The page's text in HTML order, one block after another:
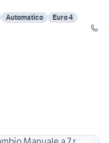
Automatico
Euro 4